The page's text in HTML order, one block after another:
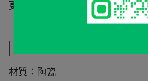
更小的窗口來排出香氣，從而增
材質：陶瓷